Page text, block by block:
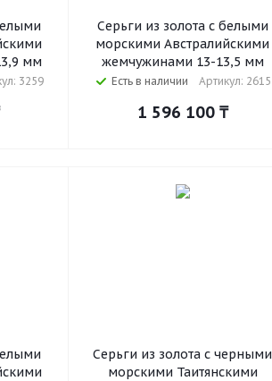
мм
3259
Серьги из золота с белыми
морскими Австралийскими
жемчужинами 13-13,5 мм
Есть в наличии Артикул: 2615
1 596 100₸
Серьги из золота с черными
морскими Таитянскими